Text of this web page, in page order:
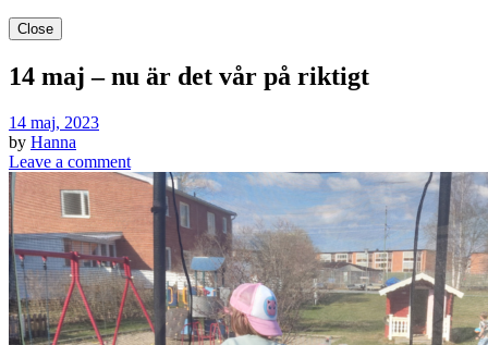
Close
14 maj – nu är det vår på riktigt
14 maj, 2023
by Hanna
Leave a comment